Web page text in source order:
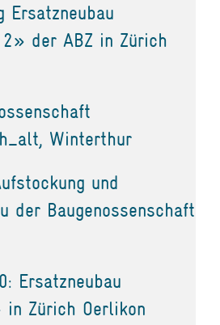
Ersatzneubau
der ABZ in Zürich
Winterthur
und
der Baugenossenschaft
Ersatzneubau
in Zürich Oerlikon